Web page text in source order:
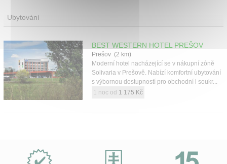
Ubytování
BEST WESTERN HOTEL PREŠOV
Prešov (2 km)
Moderní hotel nacházející se v nákupní zóně
Solivaria v Prešově. Nabízí komfortní ubytování
s výbornou dostupností pro obchodní i soukr...
1 noc od 1 175 Kč